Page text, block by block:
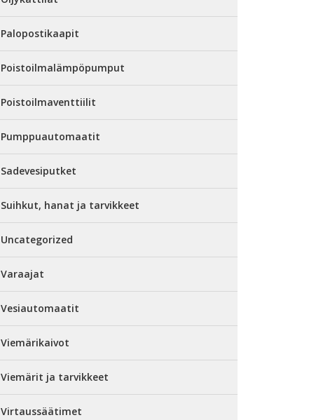
Palopostikaapit
Poistoilmalämpöpumput
Poistoilmaventtiilit
Pumppuautomaatit
Sadevesiputket
Suihkut, hanat ja tarvikkeet
Uncategorized
Varaajat
Vesiautomaatit
Viemärikaivot
Viemärit ja tarvikkeet
Virtaussäätimet